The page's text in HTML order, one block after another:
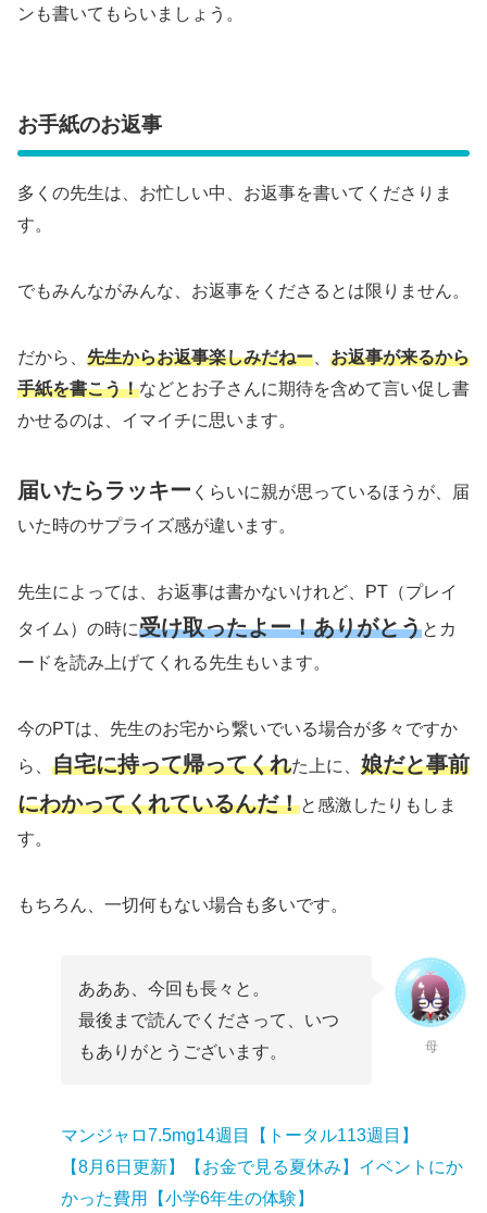
ンも書いてもらいましょう。
お手紙のお返事
多くの先生は、お忙しい中、お返事を書いてくださりま
す。
でもみんながみんな、お返事をくださるとは限りません。
だから、 先生からお返事楽しみだねー
お返事が来るから
手紙を書こう！などとお子さんに期待を含めて言い促し書
かせるのは、イマイチに思います。
届いたらラッキー くらいに親が思っているほうが、届
いた時のサプライズ感が違います。
先生によっては、お返事は書かないけれど、PT（プレイ
タイム）の時に受け取ったよー！ありがとうとカ
ードを読み上げてくれる先生もいます。
今のPTは、先生のお宅から繋いでいる場合が多々ですか
ら、 自宅に持って帰ってくれた上に、 娘だと事前
にわかってくれているんだ！と感激したりもしま
す。
もちろん、一切何もない場合も多いです。
あああ、今回も長々と。
最後まで読んでくださって、いつ
もありがとうございます。
母
マンジャロ7.5mg14週目【トータル113週目】
【8月6日更新】【お金で見る夏休み】イベントにか
かった費用【小学6年生の体験】